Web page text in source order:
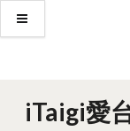
iTaigi愛